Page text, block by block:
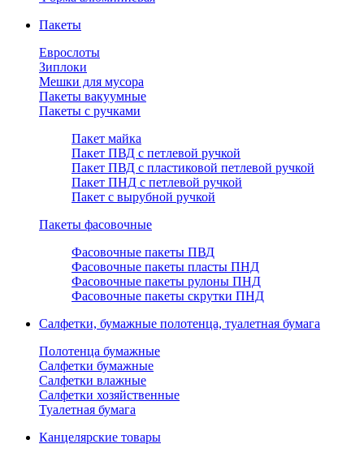
Пакеты
Еврослоты
Зиплоки
Мешки для мусора
Пакеты вакуумные
Пакеты с ручками
Пакет майка
Пакет ПВД с петлевой ручкой
Пакет ПВД с пластиковой петлевой ручкой
Пакет ПНД с петлевой ручкой
Пакет с вырубной ручкой
Пакеты фасовочные
Фасовочные пакеты ПВД
Фасовочные пакеты пласты ПНД
Фасовочные пакеты рулоны ПНД
Фасовочные пакеты скрутки ПНД
Салфетки, бумажные полотенца, туалетная бумага
Полотенца бумажные
Салфетки бумажные
Салфетки влажные
Салфетки хозяйственные
Туалетная бумага
Канцелярские товары